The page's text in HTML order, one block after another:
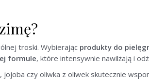
troski. Wybierając produkty do
formule, które intensywnie nawilżają i
czy oliwka z oliwek skutecznie